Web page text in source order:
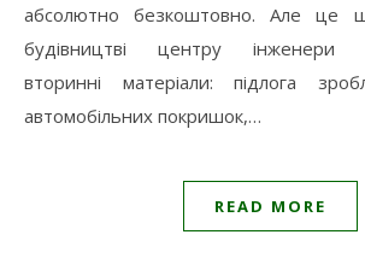
абсолютно безкоштовно. Але
будівництві центру інженери
вторинні матеріали: підлога
автомобільних покришок,…
READ MORE